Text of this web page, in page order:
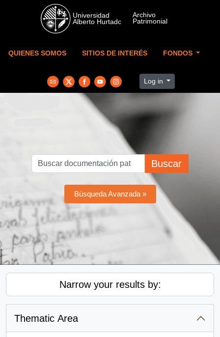
Skip to main content
QUIENES SOMOS SITIOS DE INTERÉS FONDOS
Log in
Buscar
Búsqueda Avanzada »
Narrow your results by:
Thematic Area